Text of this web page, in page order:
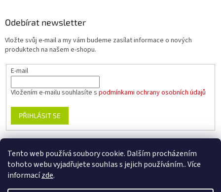
Tento web používá soubory cookie. Dalším procházením
tohoto webu vyjadřujete souhlas s jejich používáním.. Více
informacízde.
Odebírat newsletter
Vložte svůj e-mail a my vám budeme zasílat informace o nových
produktech na našem e-shopu.
E-mail
Vložením e-mailu souhlasíte s podmínkami ochrany osobních údajů
PŘIHLÁSIT SE
www.planika.cz www.trekingovaobuv.cz www.regaobuv.cz